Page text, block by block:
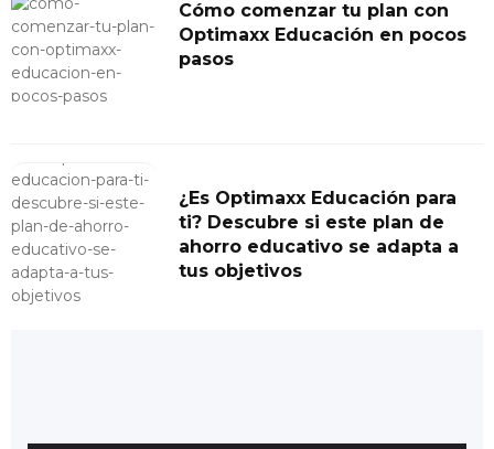
Cómo comenzar tu plan con
Optimaxx Educación en pocos
pasos
¿Es Optimaxx Educación para
ti? Descubre si este plan de
ahorro educativo se adapta a
tus objetivos